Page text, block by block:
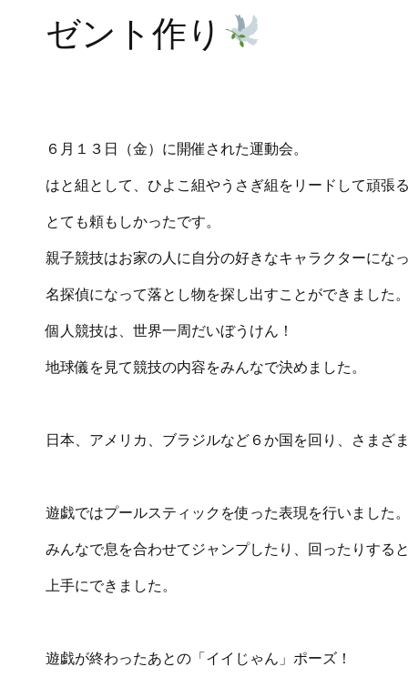
ゼント作り
６月１３日（金）に開催された運動会。
はと組として、ひよこ組やうさぎ組をリードして頑張
とても頼もしかったです。
親子競技はお家の人に自分の好きなキャラクターにな
名探偵になって落とし物を探し出すことができました
個人競技は、世界一周だいぼうけん！
地球儀を見て競技の内容をみんなで決めました。
日本、アメリカ、ブラジルなど６か国を回り、さまざ
遊戯ではプールスティックを使った表現を行いました
みんなで息を合わせてジャンプしたり、回ったりする
上手にできました。
遊戯が終わったあとの「イイじゃん」ポーズ！